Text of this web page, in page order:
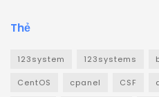
Thẻ
123system 123systems
CentOS cpanel CSF